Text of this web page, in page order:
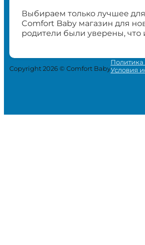
Выбираем только лучшее
Comfort Baby магазин для
родители были уверены, что
Copyright 2026 © Comfort Baby
Политика
Условия